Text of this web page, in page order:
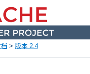
> 版本 2.4